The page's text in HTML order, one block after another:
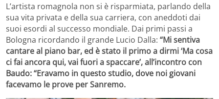
L’artista romagnola non si è risparmiata, parlando della
sua vita privata e della sua carriera, con aneddoti dai
suoi esordi al successo mondiale. Dai primi passi a
Bologna ricordando il grande Lucio Dalla: “Mi sentiva
cantare al piano bar, ed è stato il primo a dirmi ‘Ma cosa
ci fai ancora qui, vai fuori a spaccare’, all’incontro con
Baudo: “Eravamo in questo studio, dove noi giovani
facevamo le prove per Sanremo.